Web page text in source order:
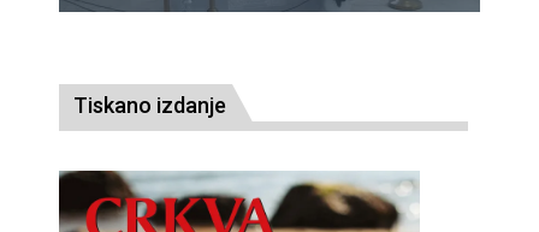
Tiskano izdanje